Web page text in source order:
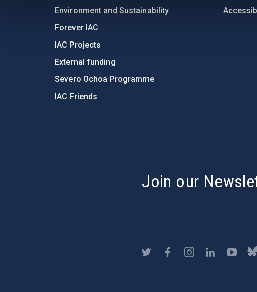
Environment and Sustainability
Forever IAC
IAC Projects
External funding
Severo Ochoa Programme
IAC Friends
Join our